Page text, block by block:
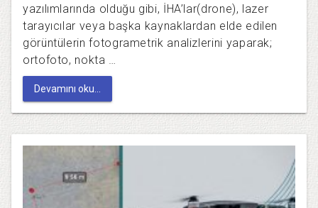
yazılımlarında olduğu gibi, İHA’lar(drone), lazer
tarayıcılar veya başka kaynaklardan elde edilen
görüntülerin fotogrametrik analizlerini yaparak;
ortofoto, nokta …
Devamını oku...